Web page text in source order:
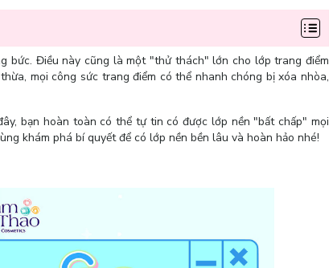
bức. Điều này cũng là một "thử thách" lớn cho lớp trang điểm
mọi công sức trang điểm có thể nhanh chóng bị xóa nhòa,
bạn hoàn toàn có thể tự tin có được lớp nền "bất chấp" mọi
khám phá bí quyết để có lớp nền bền lâu và hoàn hảo nhé!